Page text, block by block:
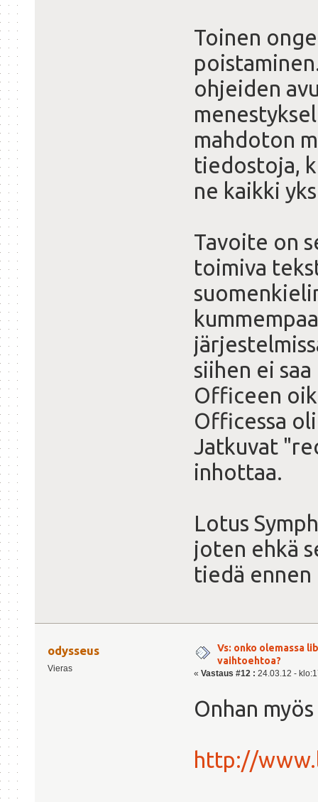
Toinen
ohjeiden
mahdoton
tiedostoja,
ne kaikki
Tavoite on
toimiva
siihen ei
Officeen
Officessa
Jatkuvat
inhottaa.
Lotus
joten ehkä
tiedä
odysseus
Vieras
Vs: onko olemassa
vaihtoehtoa?
« Vastaus #12 : 24.03.12 -
Onhan
http://